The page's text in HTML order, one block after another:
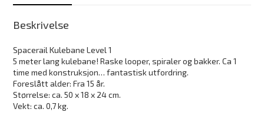
Beskrivelse
Spacerail Kulebane Level 1
5 meter lang kulebane! Raske looper, spiraler og bakker. Ca 1
time med konstruksjon… fantastisk utfordring.
Foreslått alder: Fra 15 år.
Størrelse: ca. 50 x 18 x 24 cm.
Vekt: ca. 0,7 kg.